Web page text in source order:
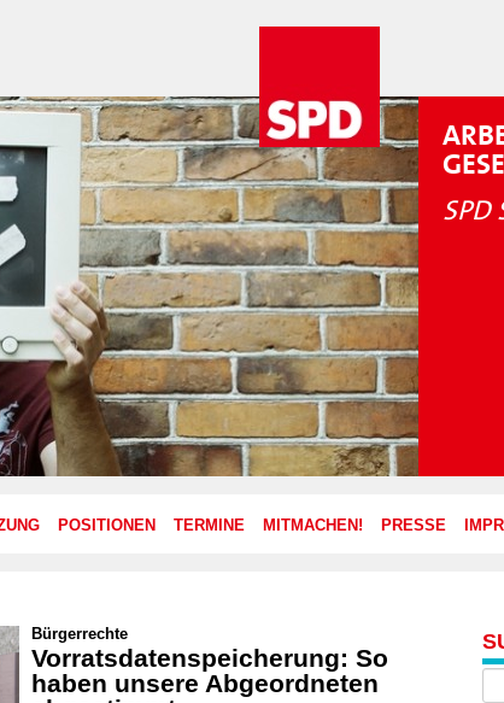
SPD
POSITIONEN TERMINE MITMACHEN! PRESSE
Bürgerrechte
Vorratsdatenspeicherung: So
haben unsere Abgeordneten